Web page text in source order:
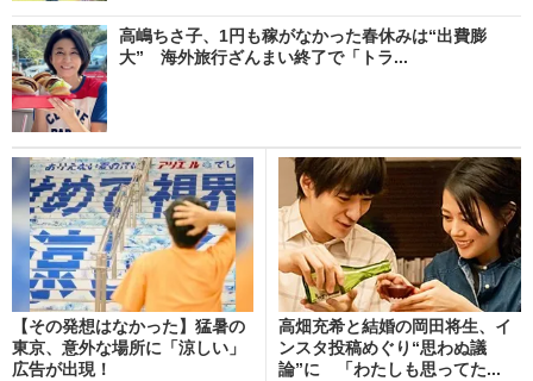
高嶋ちさ子、1円も稼がなかった春休みは“出費膨
大” 海外旅行ざんまい終了で「トラ...
【その発想はなかった】猛暑の
東京、意外な場所に「涼しい」
広告が出現！
高畑充希と結婚の岡田将生、イ
ンスタ投稿めぐり“思わぬ議
論”に 「わたしも思ってた...